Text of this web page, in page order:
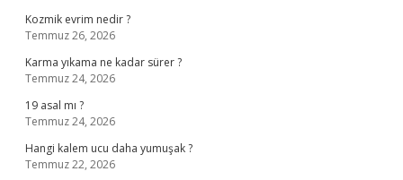
Kozmik evrim nedir ?
Temmuz 26, 2026
Karma yıkama ne kadar sürer ?
Temmuz 24, 2026
19 asal mı ?
Temmuz 24, 2026
Hangi kalem ucu daha yumuşak ?
Temmuz 22, 2026